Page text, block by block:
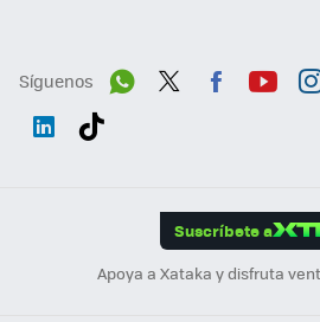
Síguenos
Suscríbete a
Apoya a Xataka y disfruta